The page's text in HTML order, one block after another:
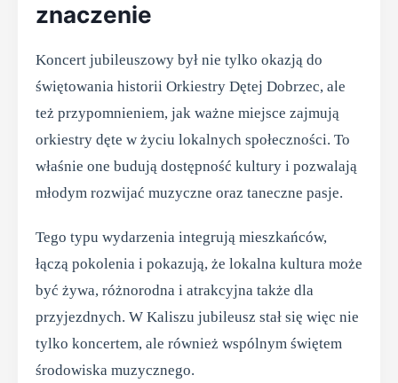
znaczenie
Koncert jubileuszowy był nie tylko okazją do
świętowania historii Orkiestry Dętej Dobrzec, ale
też przypomnieniem, jak ważne miejsce zajmują
orkiestry dęte w życiu lokalnych społeczności. To
właśnie one budują dostępność kultury i pozwalają
młodym rozwijać muzyczne oraz taneczne pasje.
Tego typu wydarzenia integrują mieszkańców,
łączą pokolenia i pokazują, że lokalna kultura może
być żywa, różnorodna i atrakcyjna także dla
przyjezdnych. W Kaliszu jubileusz stał się więc nie
tylko koncertem, ale również wspólnym świętem
środowiska muzycznego.